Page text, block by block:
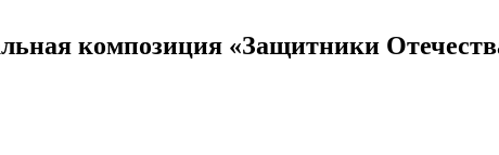
композиция «Защитники